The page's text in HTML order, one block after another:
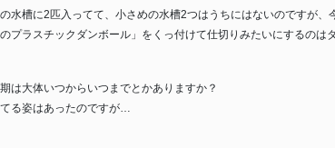
水槽に2匹入ってて、小さめの水槽2つはうちにはないのですが、
プラスチックダンボール」をくっ付けて仕切りみたいにするのは
は大体いつからいつまでとかありますか？
る姿はあったのですが…